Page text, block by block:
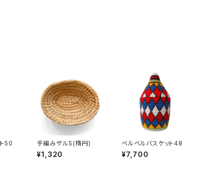
50 手編みザルS(楕円)
¥1,320
ベルベルバスケット48
¥7,700